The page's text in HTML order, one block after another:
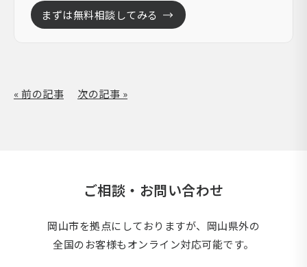
まずは無料相談してみる
« 前の記事 次の記事 »
ご相談・お問い合わせ
岡山市を拠点にしておりますが、岡山県外の
全国のお客様もオンライン対応可能です。